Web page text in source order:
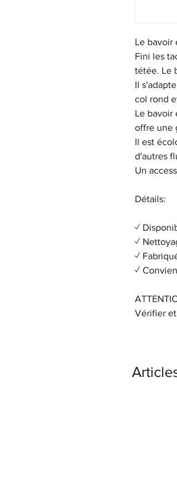
Le bavoir
Fini les
tétée. Le
Il
col rond
Le bavoir
offre une
Il est
d'autres
Un
Détails:
✓
✓
✓
✓
Vérifier